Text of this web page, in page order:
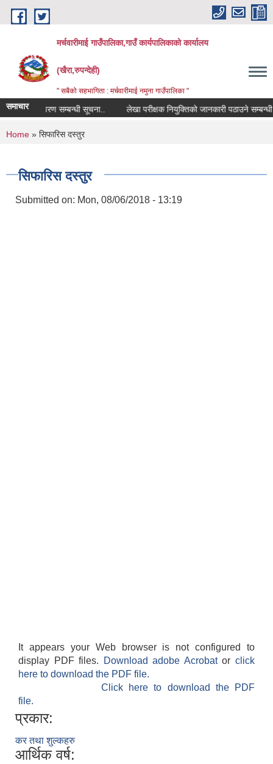
Skip to main content
मर्चवारीमाई गाउँपालिका,गाउँ कार्यपालिकाको कार्यालय
(खैरा,रुपन्देही)
" सबैको सहभागिता : मर्चवारीमाई नमुना गाउँपालिका "
समाचारविवरण सम्बन्धी सूचना.. लेखा परीक्षक नियुक्तिको जानकारी पठाउने सम्बन्धी
You are here
Home » सिफारिस दस्तुर
सिफारिस दस्तुर
Submitted on: Mon, 08/06/2018 - 13:19
It appears your Web browser is not configured to
display PDF files.
Download adobe Acrobatorclick
here to download the PDF file.
Click here to download the PDF
file.
प्रकार:
कर तथा शुल्कहरु
आर्थिक वर्ष: